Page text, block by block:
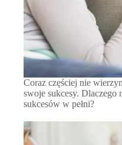
Coraz częściej nie
swoje sukcesy. Dlaczego
sukcesów w pełni?